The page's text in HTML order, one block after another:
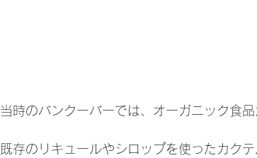
当時のバンクーバーでは、オーガニック食品
既存のリキュールやシロップを使ったカク